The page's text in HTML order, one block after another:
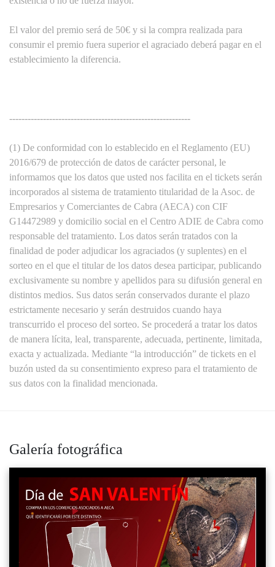
El valor del premio será de 50€ y si la compra realizada para
consumir el premio fuera superior el agraciado deberá pagar en el
establecimiento la diferencia.
-----------------------------------------------------------
(1) De conformidad con lo establecido en el Reglamento (EU)
2016/679 de protección de datos de carácter personal, le
informamos que los datos que usted nos facilita en el tickets serán
incorporados al sistema de tratamiento titularidad de la Asoc. de
Empresarios y Comerciantes de Cabra (AECA) con CIF
G14472989 y domicilio social en el Centro ADIE de Cabra como
responsable del tratamiento. Los datos serán tratados con la
finalidad de poder adjudicar los agraciados (y suplentes) en el
sorteo en el que el titular de los datos desea participar, publicando
exclusivamente su nombre y apellidos para su difusión general en
distintos medios. Sus datos serán conservados durante el plazo
estrictamente necesario y serán destruidos cuando haya
transcurrido el proceso del sorteo. Se procederá a tratar los datos
de manera lícita, leal, transparente, adecuada, pertinente, limitada,
exacta y actualizada. Mediante “la introducción” de tickets en el
buzón usted da su consentimiento expreso para el tratamiento de
sus datos con la finalidad mencionada.
Galería fotográfica